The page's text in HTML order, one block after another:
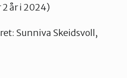
år i 2024)
Sunniva Skeidsvoll,